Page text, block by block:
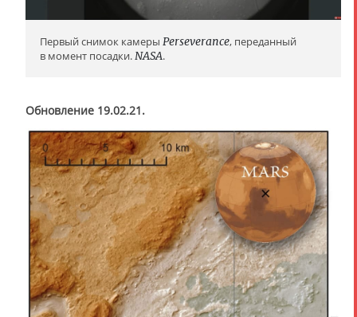
Первый снимок камеры Perseverance, переданный
в момент посадки. NASA.
Обновление 19.02.21.